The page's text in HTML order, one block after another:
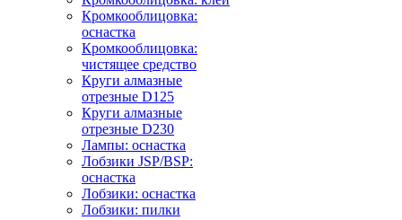
Кромкооблицовка:
оснастка
Кромкооблицовка:
чистящее средство
Круги алмазные
отрезные D125
Круги алмазные
отрезные D230
Лампы: оснастка
Лобзики JSP/BSP:
оснастка
Лобзики: оснастка
Лобзики: пилки